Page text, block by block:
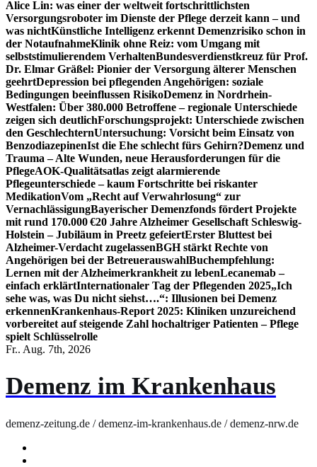
Alice Lin: was einer der weltweit fortschrittlichsten
Versorgungsroboter im Dienste der Pflege derzeit kann – und
was nichtKünstliche Intelligenz erkennt Demenzrisiko schon in
der NotaufnahmeKlinik ohne Reiz: vom Umgang mit
selbststimulierendem VerhaltenBundesverdienstkreuz für Prof.
Dr. Elmar Gräßel: Pionier der Versorgung älterer Menschen
geehrtDepression bei pflegenden Angehörigen: soziale
Bedingungen beeinflussen RisikoDemenz in Nordrhein-
Westfalen: Über 380.000 Betroffene – regionale Unterschiede
zeigen sich deutlichForschungsprojekt: Unterschiede zwischen
den GeschlechternUntersuchung: Vorsicht beim Einsatz von
BenzodiazepinenIst die Ehe schlecht fürs Gehirn?Demenz und
Trauma – Alte Wunden, neue Herausforderungen für die
PflegeAOK-Qualitätsatlas zeigt alarmierende
Pflegeunterschiede – kaum Fortschritte bei riskanter
MedikationVom „Recht auf Verwahrlosung“ zur
VernachlässigungBayerischer Demenzfonds fördert Projekte
mit rund 170.000 €20 Jahre Alzheimer Gesellschaft Schleswig-
Holstein – Jubiläum in Preetz gefeiertErster Bluttest bei
Alzheimer-Verdacht zugelassenBGH stärkt Rechte von
Angehörigen bei der BetreuerauswahlBuchempfehlung:
Lernen mit der Alzheimerkrankheit zu lebenLecanemab –
einfach erklärtInternationaler Tag der Pflegenden 2025„Ich
sehe was, was Du nicht siehst….“: Illusionen bei Demenz
erkennenKrankenhaus-Report 2025: Kliniken unzureichend
vorbereitet auf steigende Zahl hochaltriger Patienten – Pflege
spielt Schlüsselrolle
Fr.. Aug. 7th, 2026
Demenz im Krankenhaus
demenz-zeitung.de / demenz-im-krankenhaus.de / demenz-nrw.de